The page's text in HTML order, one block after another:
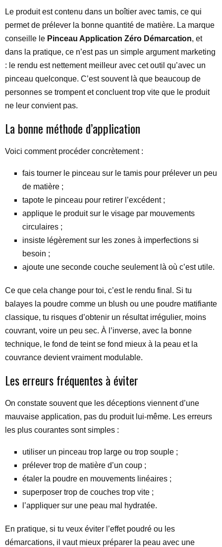
Le produit est contenu dans un boîtier avec tamis, ce qui
permet de prélever la bonne quantité de matière. La marque
conseille le Pinceau Application Zéro Démarcation, et
dans la pratique, ce n’est pas un simple argument marketing
: le rendu est nettement meilleur avec cet outil qu’avec un
pinceau quelconque. C’est souvent là que beaucoup de
personnes se trompent et concluent trop vite que le produit
ne leur convient pas.
La bonne méthode d’application
Voici comment procéder concrètement :
fais tourner le pinceau sur le tamis pour prélever un peu
de matière ;
tapote le pinceau pour retirer l’excédent ;
applique le produit sur le visage par mouvements
circulaires ;
insiste légèrement sur les zones à imperfections si
besoin ;
ajoute une seconde couche seulement là où c’est utile.
Ce que cela change pour toi, c’est le rendu final. Si tu
balayes la poudre comme un blush ou une poudre matifiante
classique, tu risques d’obtenir un résultat irrégulier, moins
couvrant, voire un peu sec. À l’inverse, avec la bonne
technique, le fond de teint se fond mieux à la peau et la
couvrance devient vraiment modulable.
Les erreurs fréquentes à éviter
On constate souvent que les déceptions viennent d’une
mauvaise application, pas du produit lui-même. Les erreurs
les plus courantes sont simples :
utiliser un pinceau trop large ou trop souple ;
prélever trop de matière d’un coup ;
étaler la poudre en mouvements linéaires ;
superposer trop de couches trop vite ;
l’appliquer sur une peau mal hydratée.
En pratique, si tu veux éviter l’effet poudré ou les
démarcations, il vaut mieux préparer la peau avec une